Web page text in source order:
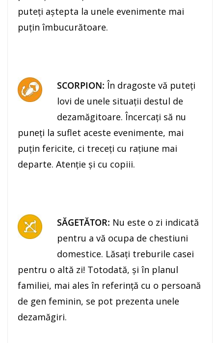
puteţi aştepta la unele evenimente mai
puţin îmbucurătoare.
SCORPION: În dragoste vă puteţi
lovi de unele situaţii destul de
dezamăgitoare. Încercaţi să nu
puneţi la suflet aceste evenimente, mai
puţin fericite, ci treceţi cu raţiune mai
departe. Atenţie şi cu copiii.
SĂGETĂTOR: Nu este o zi indicată
pentru a vă ocupa de chestiuni
domestice. Lăsaţi treburile casei
pentru o altă zi! Totodată, şi în planul
familiei, mai ales în referinţă cu o persoană
de gen feminin, se pot prezenta unele
dezamăgiri.